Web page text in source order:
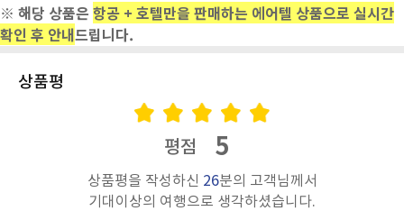
※ 해당 상품은 항공 + 호텔만을 판매하는 에어텔 상품으로 실시간
확인 후 안내드립니다.
상품평
평점 5
상품평을 작성하신 26분의 고객님께서
기대이상의 여행으로 생각하셨습니다.